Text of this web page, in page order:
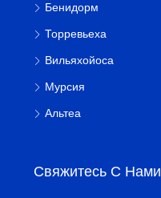
Бенидорм
Торревьеха
Вильяхойоса
Мурсия
Альтеа
Свяжитесь С Нами